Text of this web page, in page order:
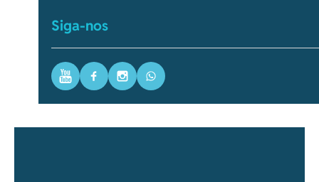
Siga-nos
YoutubeFacebookInstagramWhatsApp